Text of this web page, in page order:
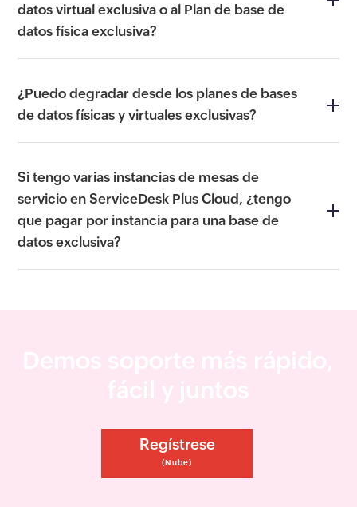
datos virtual exclusiva o al Plan de base de
datos física exclusiva?
¿Puedo degradar desde los planes de bases
de datos físicas y virtuales exclusivas?
Si tengo varias instancias de mesas de
servicio en ServiceDesk Plus Cloud, ¿tengo
que pagar por instancia para una base de
datos exclusiva?
Regístrese
(Nube)